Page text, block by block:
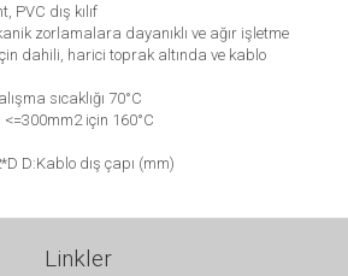
PVC dış kılıf
zorlamalara dayanıklı ve ağır işletme
dahili, harici toprak altında ve kablo
sıcaklığı 70°C
<=300mm2 için 160°C
D:Kablo dış çapı (mm)
Linkler